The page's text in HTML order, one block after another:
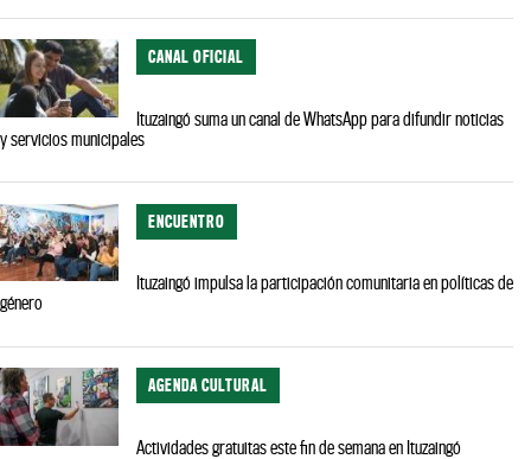
CANAL OFICIAL
Ituzaingó suma un canal de WhatsApp para difundir noticias
y servicios municipales
ENCUENTRO
Ituzaingó impulsa la participación comunitaria en políticas de
género
AGENDA CULTURAL
Actividades gratuitas este fin de semana en Ituzaingó